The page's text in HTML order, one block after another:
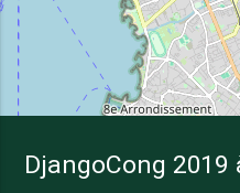
DjangoCong 2019